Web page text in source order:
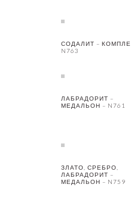
СОДАЛИТ –
N763
ЛАБРАДОРИТ –
МЕДАЛЬОН – N761
ЗЛАТО, СРЕБРО,
ЛАБРАДОРИТ –
МЕДАЛЬОН – N759